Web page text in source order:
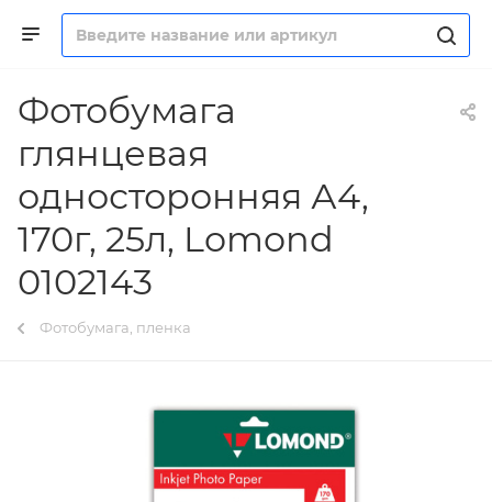
Фотобумага
глянцевая
односторонняя А4,
170г, 25л, Lomond
0102143
Фотобумага, пленка